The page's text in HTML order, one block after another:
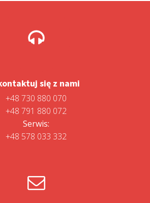
się z nami
+48 730 880 070
+48 791 880 072
Serwis:
+48 578 033 332